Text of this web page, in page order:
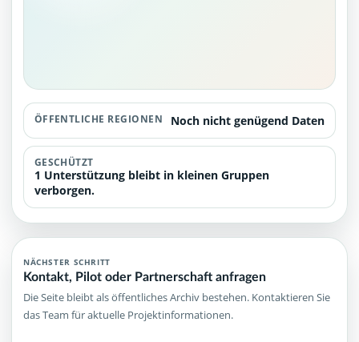
ÖFFENTLICHE REGIONEN Noch nicht genügend Daten
GESCHÜTZT
1 Unterstützung bleibt in kleinen Gruppen
verborgen.
NÄCHSTER SCHRITT
Kontakt, Pilot oder Partnerschaft anfragen
Die Seite bleibt als öffentliches Archiv bestehen. Kontaktieren Sie
das Team für aktuelle Projektinformationen.